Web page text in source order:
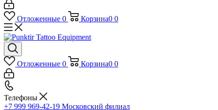
Отложенные 0 Корзина0 0
Отложенные 0 Корзина0 0
Телефоны
+7 999 969-42-19 Московский филиал